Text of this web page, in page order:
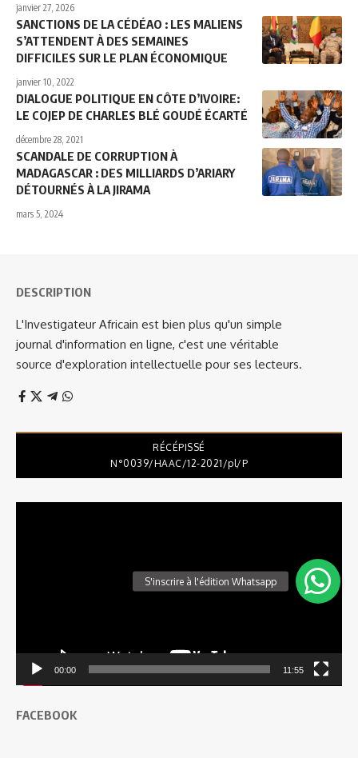
janvier 27, 2026
SANCTIONS DE LA CÉDÉAO : LES MALIENS
S’ATTENDENT À DES SEMAINES
DIFFICILES SUR LE PLAN ÉCONOMIQUE
janvier 10, 2022
DIALOGUE POLITIQUE EN CÔTE D’IVOIRE:
LE COJEP DE CHARLES BLÉ GOUDÉ ÉCARTÉ
décembre 28, 2021
SCANDALE DE CORRUPTION À
MADAGASCAR : DES MILLIARDS D’ARIARY
DÉTOURNÉS À LA JIRAMA
mars 5, 2024
DESCRIPTION
L'Investigateur Africain est bien plus qu'un simple
journal d'information en ligne, c'est une véritable
source d'exploration intellectuelle pour ses lecteurs.
RÉCÉPISSÉ
N°0039/HAAC/12-2021/pl/P
00:00 11:55
FACEBOOK